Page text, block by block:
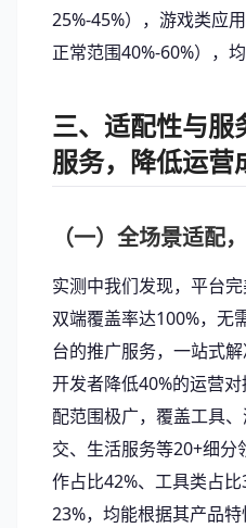
25%-45%），游戏类应
正常范围40%-60%），
三、适配性与服
服务，降低运营
（一）全场景适配
实测中我们发现，平台完
双端覆盖率达100%，无
台的推广服务，一站式
开发者降低40%的运营
配范围极广，覆盖工具
交、生活服务等20+细
作占比42%、工具类占
23%，均能根据其产品